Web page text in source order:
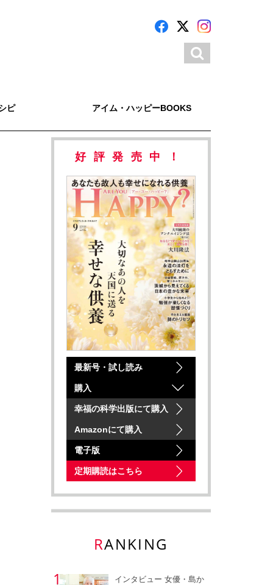
ピ アイム・ハッピーBOOKS
好評発売中！
最新号・試し読み
購入
幸福の科学出版にて購入
Amazonにて購入
電子版
定期購読はこちら
RANKING
インタビュー 女優・島か